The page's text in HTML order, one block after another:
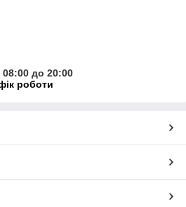
до 20:00
роботи